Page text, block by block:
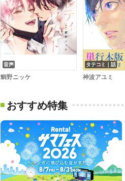
音声
鯛野ニッケ
タテコミ｜話
神波アユミ
おすすめ特集